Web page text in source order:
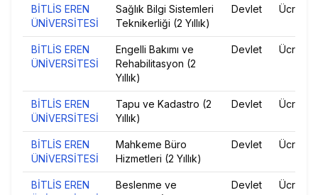
BİTLİS EREN
ÜNİVERSİTESİ
Sağlık Bilgi Sistemleri
Teknikerliği (2 Yıllık)
Devlet Ücretsiz
BİTLİS EREN
ÜNİVERSİTESİ
Engelli Bakımı ve
Rehabilitasyon (2
Yıllık)
Devlet Ücretsiz
BİTLİS EREN
ÜNİVERSİTESİ
Tapu ve Kadastro (2
Yıllık)
Devlet Ücretsiz
BİTLİS EREN
ÜNİVERSİTESİ
Mahkeme Büro
Hizmetleri (2 Yıllık)
Devlet Ücretsiz
BİTLİS EREN
Beslenme ve
Devlet Ücretsiz